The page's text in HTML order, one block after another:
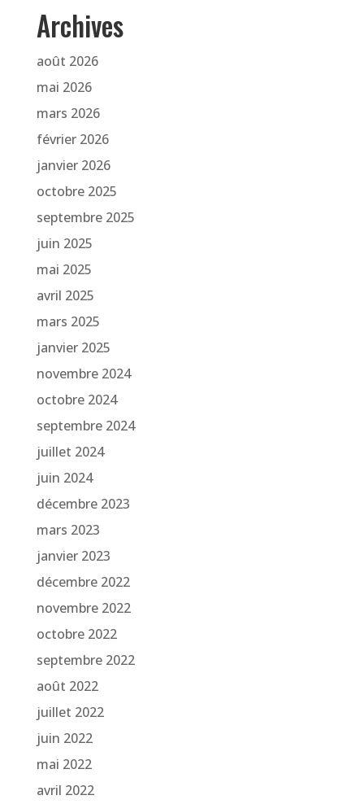
Archives
août 2026
mai 2026
mars 2026
février 2026
janvier 2026
octobre 2025
septembre 2025
juin 2025
mai 2025
avril 2025
mars 2025
janvier 2025
novembre 2024
octobre 2024
septembre 2024
juillet 2024
juin 2024
décembre 2023
mars 2023
janvier 2023
décembre 2022
novembre 2022
octobre 2022
septembre 2022
août 2022
juillet 2022
juin 2022
mai 2022
avril 2022